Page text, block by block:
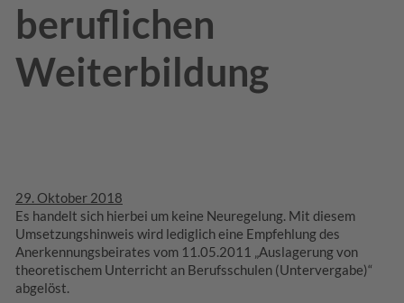
beruflichen
Weiterbildung
29. Oktober 2018
Es handelt sich hierbei um keine Neuregelung. Mit diesem
Umsetzungshinweis wird lediglich eine Empfehlung des
Anerkennungsbeirates vom 11.05.2011 „Auslagerung von
theoretischem Unterricht an Berufsschulen (Untervergabe)“
abgelöst.